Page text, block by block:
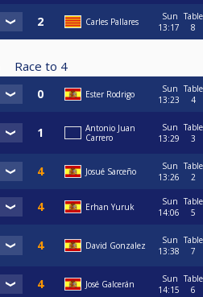
Carles Pallares
Sun
13:17
Table
8
Race to 4
Ester Rodrigo
Sun
13:23
Table
4
Antonio Juan
Carrero
Sun
13:29
Table
3
Josué Sarceño
Sun
13:26
Table
2
Erhan Yuruk
Sun
14:06
Table
5
David Gonzalez
Sun
13:38
Table
7
José Galcerán
Sun
14:15
Table
6